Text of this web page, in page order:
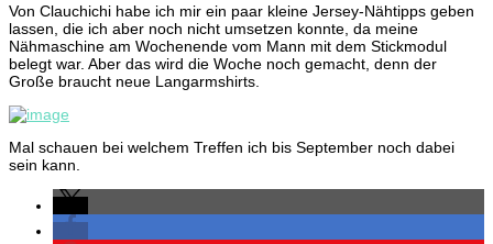
Von Clauchichi habe ich mir ein paar kleine Jersey-Nähtipps geben
lassen, die ich aber noch nicht umsetzen konnte, da meine
Nähmaschine am Wochenende vom Mann mit dem Stickmodul
belegt war. Aber das wird die Woche noch gemacht, denn der
Große braucht neue Langarmshirts.
Mal schauen bei welchem Treffen ich bis September noch dabei
sein kann.